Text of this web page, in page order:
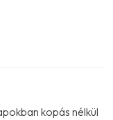
kopás nélkül